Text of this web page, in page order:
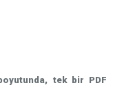
tek bir PDF